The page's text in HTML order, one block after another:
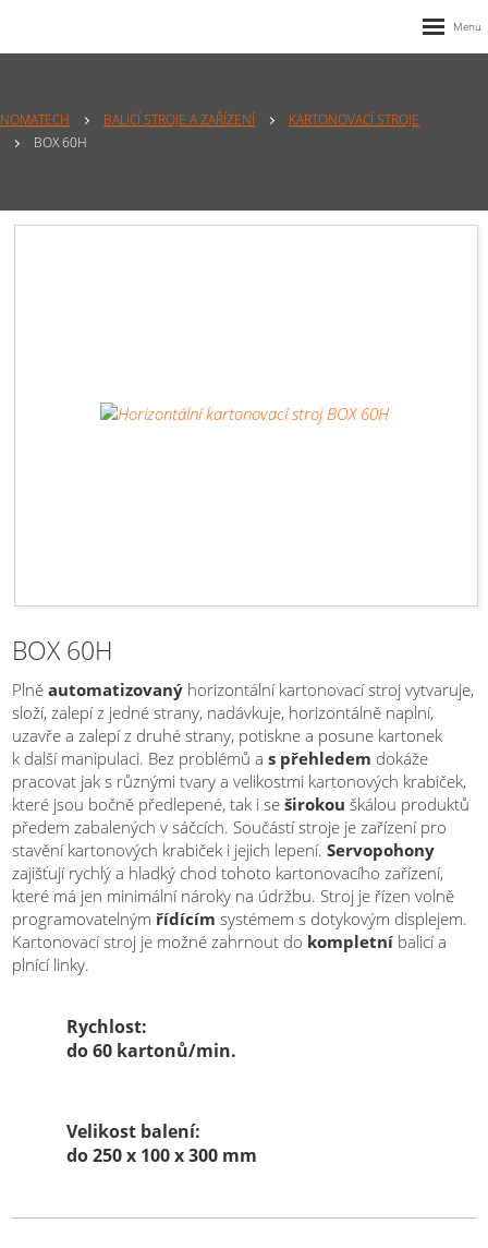
NOMATECH BALICÍ STROJE A ZAŘÍZENÍ
KARTONOVACÍ STROJE
BOX 60H
BOX 60H
Plněautomatizovaný horizontální kartonovací stroj vytvaruje,
složí, zalepí z jedné strany, nadávkuje, horizontálně naplní,
uzavře a zalepí z druhé strany, potiskne a posune kartonek
k další manipulaci. Bez problémů as přehledem dokáže
pracovat jak s různými tvary a velikostmi kartonových krabiček,
které jsou bočně předlepené, tak i seširokou škálou produktů
předem zabalených v sáčcích. Součástí stroje je zařízení pro
stavění kartonových krabiček i jejich lepení.Servopohony
zajišťují rychlý a hladký chod tohoto kartonovacího zařízení,
které má jen minimální nároky na údržbu. Stroj je řízen volně
programovatelnýmřídícím systémem s dotykovým displejem.
Kartonovací stroj je možné zahrnout do kompletní balicí a
plnící linky.
Rychlost:
do 60 kartonů/min.
Velikost balení:
do 250 x 100 x 300 mm